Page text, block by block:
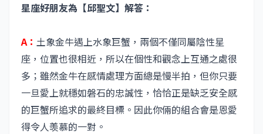
星座好朋友為【邱聖文】解答：
A： 土象金牛遇上水象巨蟹，兩個不僅同屬陰性星
座，位置也很相近，所以在個性和觀念上互通之處很
多；雖然金牛在感情處理方面總是慢半拍，但你只要
一旦愛上就穩如磐石的忠誠性，恰恰正是缺乏安全感
的巨蟹所追求的最終目標。 因此你倆的組合會是恩愛
得令人羡慕的一對。